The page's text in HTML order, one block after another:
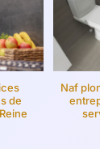
de
Naf